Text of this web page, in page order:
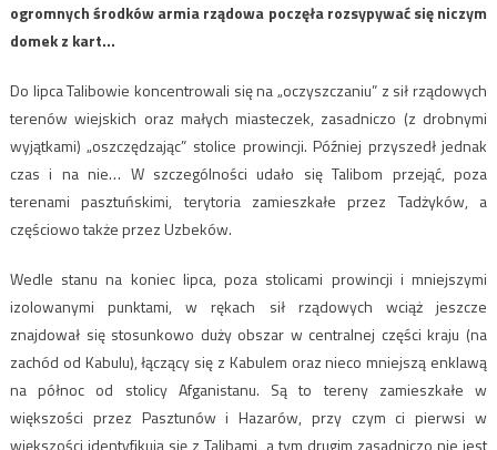
ogromnych środków armia rządowa poczęła rozsypywać się niczym
domek z kart…
Do lipca Talibowie koncentrowali się na „oczyszczaniu” z sił rządowych
terenów wiejskich oraz małych miasteczek, zasadniczo (z drobnymi
wyjątkami) „oszczędzając” stolice prowincji. Później przyszedł jednak
czas i na nie… W szczególności udało się Talibom przejąć, poza
terenami pasztuńskimi, terytoria zamieszkałe przez Tadżyków, a
częściowo także przez Uzbeków.
Wedle stanu na koniec lipca, poza stolicami prowincji i mniejszymi
izolowanymi punktami, w rękach sił rządowych wciąż jeszcze
znajdował się stosunkowo duży obszar w centralnej części kraju (na
zachód od Kabulu), łączący się z Kabulem oraz nieco mniejszą enklawą
na północ od stolicy Afganistanu. Są to tereny zamieszkałe w
większości przez Pasztunów i Hazarów, przy czym ci pierwsi w
większości identyfikują się z Talibami, a tym drugim zasadniczo nie jest